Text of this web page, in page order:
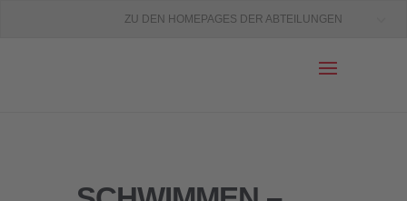
ZU DEN HOMEPAGES DER ABTEILUNGEN